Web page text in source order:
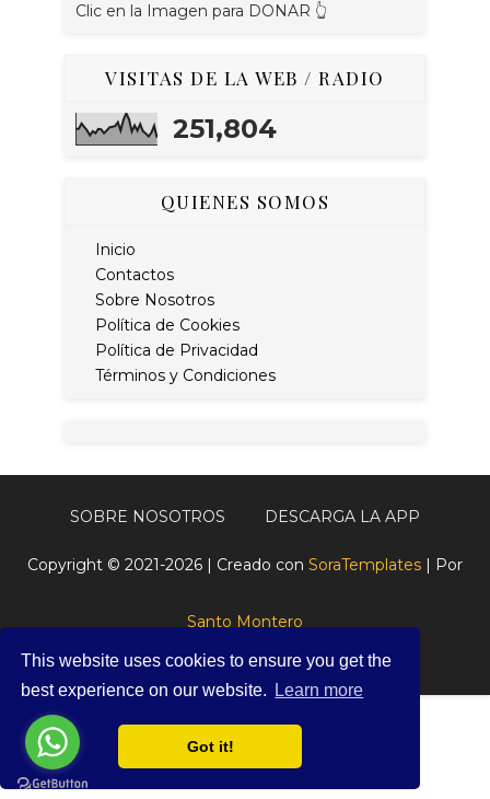
This website uses cookies to ensure you get the
best experience on our website.
Learn more
Got it!
Clic en la Imagen para DONAR 👆
VISITAS DE LA WEB / RADIO
251,804
QUIENES SOMOS
Inicio
Contactos
Sobre Nosotros
Política de Cookies
Política de Privacidad
Términos y Condiciones
SOBRE NOSOTROS DESCARGA LA APP
Copyright © 2021-2026 | Creado con SoraTemplates | Por
Santo Montero